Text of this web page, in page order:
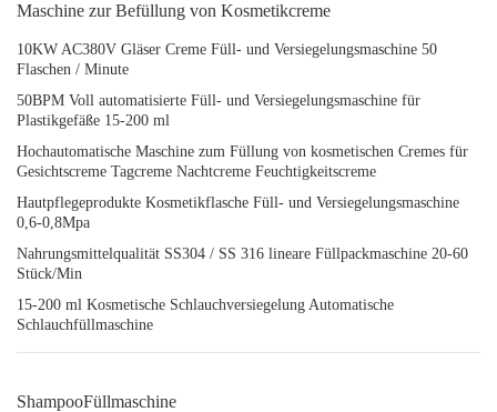
Maschine zur Befüllung von Kosmetikcreme
10KW AC380V Gläser Creme Füll- und Versiegelungsmaschine 50
Flaschen / Minute
50BPM Voll automatisierte Füll- und Versiegelungsmaschine für
Plastikgefäße 15-200 ml
Hochautomatische Maschine zum Füllung von kosmetischen Cremes für
Gesichtscreme Tagcreme Nachtcreme Feuchtigkeitscreme
Hautpflegeprodukte Kosmetikflasche Füll- und Versiegelungsmaschine
0,6-0,8Mpa
Nahrungsmittelqualität SS304 / SS 316 lineare Füllpackmaschine 20-60
Stück/Min
15-200 ml Kosmetische Schlauchversiegelung Automatische
Schlauchfüllmaschine
ShampooFüllmaschine